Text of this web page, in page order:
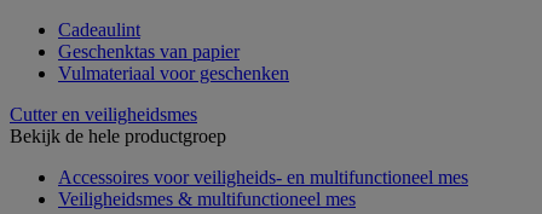
Cadeaulint
Geschenktas van papier
Vulmateriaal voor geschenken
Cutter en veiligheidsmes
Bekijk de hele productgroep
Accessoires voor veiligheids- en multifunctioneel mes
Veiligheidsmes & multifunctioneel mes